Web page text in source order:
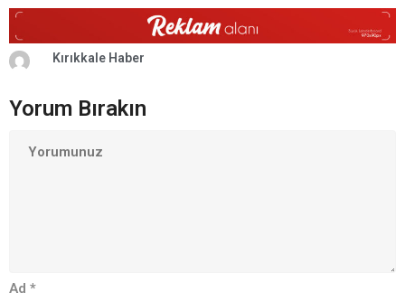
Kırıkkale Haber
Yorum Bırakın
Ad *